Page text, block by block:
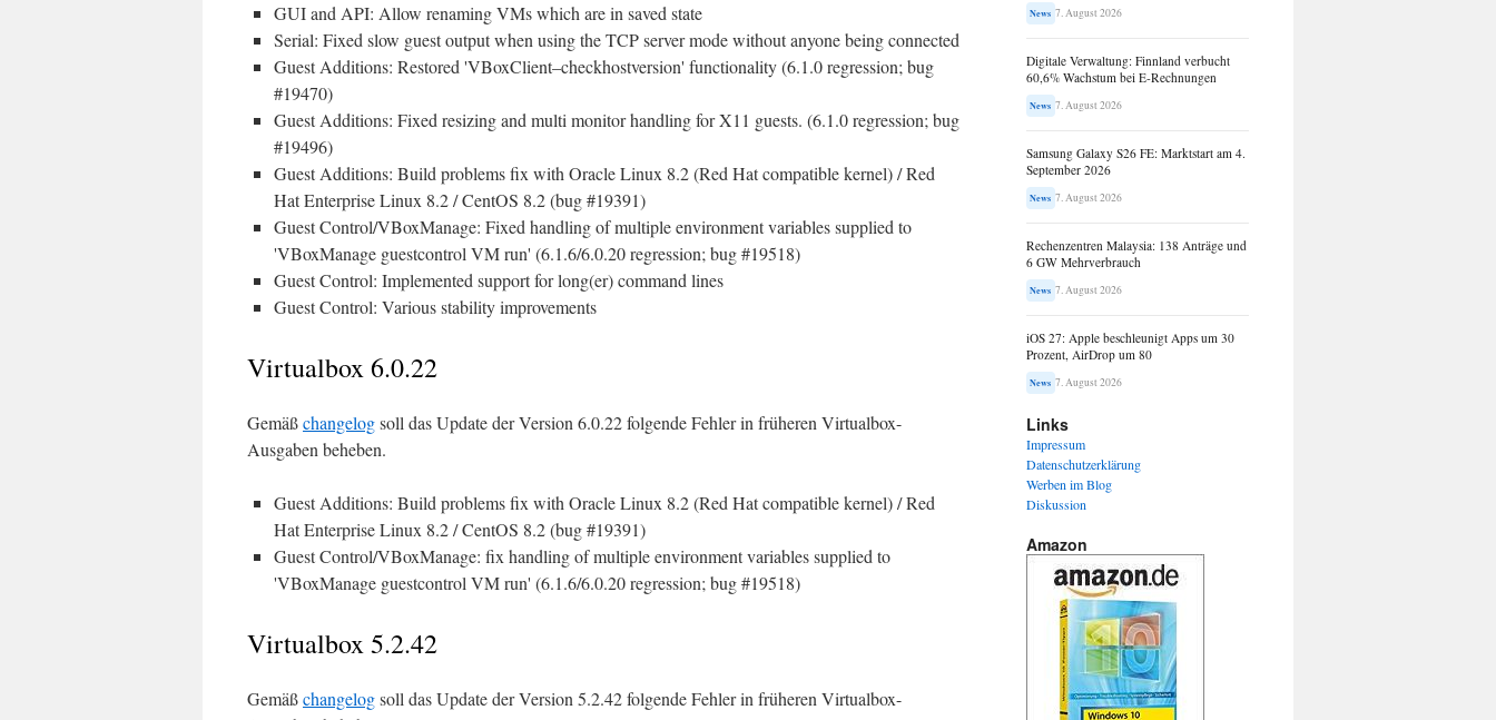
GUI and API: Allow renaming VMs which are in saved state
Serial: Fixed slow guest output when using the TCP server mode without anyone being connected
Guest Additions: Restored 'VBoxClient–checkhostversion' functionality (6.1.0 regression; bug
#19470)
Guest Additions: Fixed resizing and multi monitor handling for X11 guests. (6.1.0 regression; bug
#19496)
Guest Additions: Build problems fix with Oracle Linux 8.2 (Red Hat compatible kernel) / Red
Hat Enterprise Linux 8.2 / CentOS 8.2 (bug #19391)
Guest Control/VBoxManage: Fixed handling of multiple environment variables supplied to
'VBoxManage guestcontrol VM run' (6.1.6/6.0.20 regression; bug #19518)
Guest Control: Implemented support for long(er) command lines
Guest Control: Various stability improvements
Virtualbox 6.0.22
Gemäßchangelogsoll das Update der Version 6.0.22 folgende Fehler in früheren Virtualbox-
Ausgaben beheben.
Guest Additions: Build problems fix with Oracle Linux 8.2 (Red Hat compatible kernel) / Red
Hat Enterprise Linux 8.2 / CentOS 8.2 (bug #19391)
Guest Control/VBoxManage: fix handling of multiple environment variables supplied to
'VBoxManage guestcontrol VM run' (6.1.6/6.0.20 regression; bug #19518)
Virtualbox 5.2.42
Gemäßchangelogsoll das Update der Version 5.2.42 folgende Fehler in früheren Virtualbox-
News 7. August 2026
Digitale Verwaltung: Finnland verbucht
60,6% Wachstum bei E-Rechnungen
News 7. August 2026
Samsung Galaxy S26 FE: Marktstart am 4.
September 2026
News 7. August 2026
Rechenzentren Malaysia: 138 Anträge und
6 GW Mehrverbrauch
News 7. August 2026
iOS 27: Apple beschleunigt Apps um 30
Prozent, AirDrop um 80
News 7. August 2026
Links
Impressum
Datenschutzerklärung
Werben im Blog
Diskussion
Amazon